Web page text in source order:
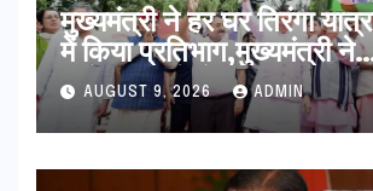
मुख्यमंत्री ने हर घर तिरंगा
में किया प्रतिभाग,मुख्यमंत्री ने
प्रदेशवासियों से स्वतंत्रता
घरों में तिरंगा फहराने का किया
AUGUST 9, 2026 ADMIN